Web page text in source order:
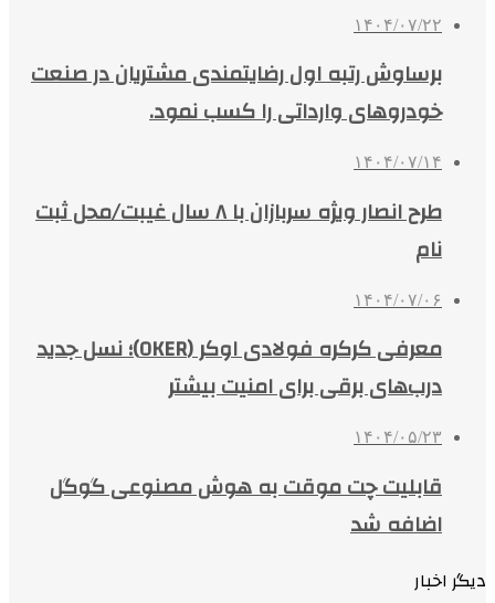
۱۴۰۴/۰۷/۲۲
برساوش رتبه اول رضایتمندی مشتریان در صنعت
خودروهای وارداتی را کسب نمود.
۱۴۰۴/۰۷/۱۴
طرح انصار ویژه سربازان با ۸ سال غیبت/محل ثبت
نام
۱۴۰۴/۰۷/۰۶
معرفی کرکره فولادی اوکر (OKER)؛ نسل جدید
درب‌های برقی برای امنیت بیشتر
۱۴۰۴/۰۵/۲۳
قابلیت چت موقت به هوش مصنوعی گوگل
اضافه شد
دیگر اخبار